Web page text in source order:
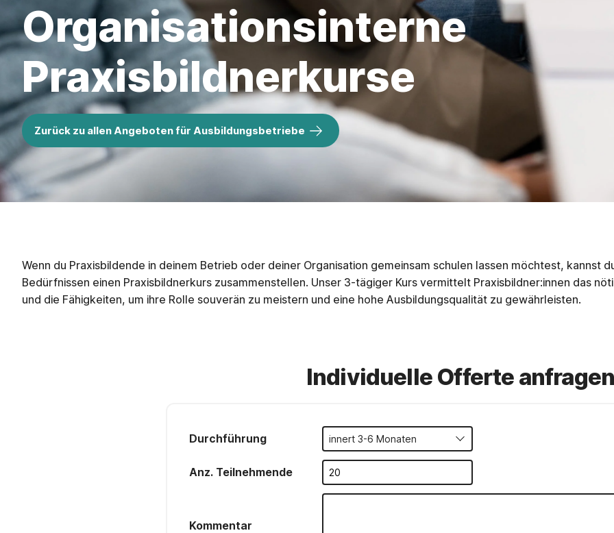
Organisationsinterne
Praxisbildnerkurse
Zurück zu allen Angeboten für Ausbildungsbetriebe
Wenn du Praxisbildende in deinem Betrieb oder deiner Organisation gemeinsam schulen lassen möchtest, kannst
Bedürfnissen einen Praxisbildnerkurs zusammenstellen. Unser 3-tägiger Kurs vermittelt Praxisbildner:innen das
und die Fähigkeiten, um ihre Rolle souverän zu meistern und eine hohe Ausbildungsqualität zu gewährleisten.
Individuelle Offerte
Durchführung
Anz. Teilnehmende
Kommentar